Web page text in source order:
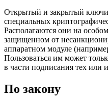
Открытый и закрытый
специальных
Располагаются они на
защищенном от
аппаратном модуле
Пользоваться им может
в части подписания тех или
По закону